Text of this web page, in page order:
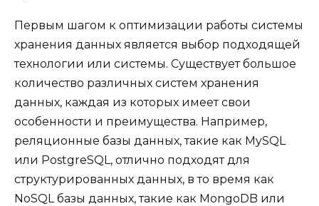
Первым шагом к оптимизации работы системы
хранения данных является выбор подходящей
технологии или системы. Существует большое
количество различных систем хранения
данных, каждая из которых имеет свои
особенности и преимущества. Например,
реляционные базы данных, такие как MySQL
или PostgreSQL, отлично подходят для
структурированных данных, в то время как
NoSQL базы данных, такие как MongoDB или